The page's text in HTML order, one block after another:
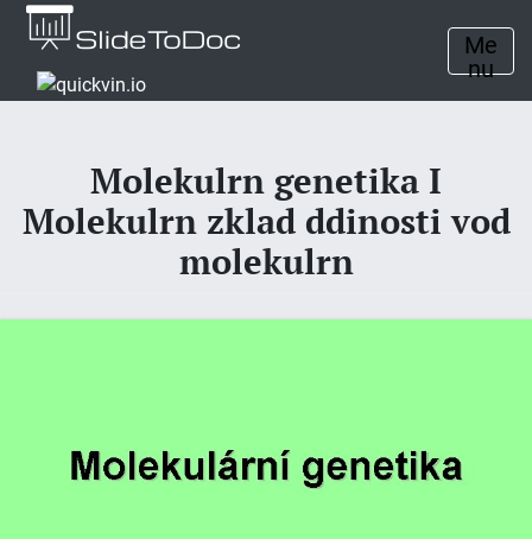
Me
nu
Molekulrn genetika I
Molekulrn zklad ddinosti vod
molekulrn